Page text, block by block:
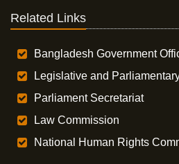
Related Links
Bangladesh Government
Legislative and
Parliament Secretariat
Law Commission
National Human Rights